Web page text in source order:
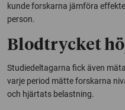
kunde forskarna jämföra
person.
Blodtrycket
Studiedeltagarna fick även
varje period mätte forskarna
och hjärtats belastning.